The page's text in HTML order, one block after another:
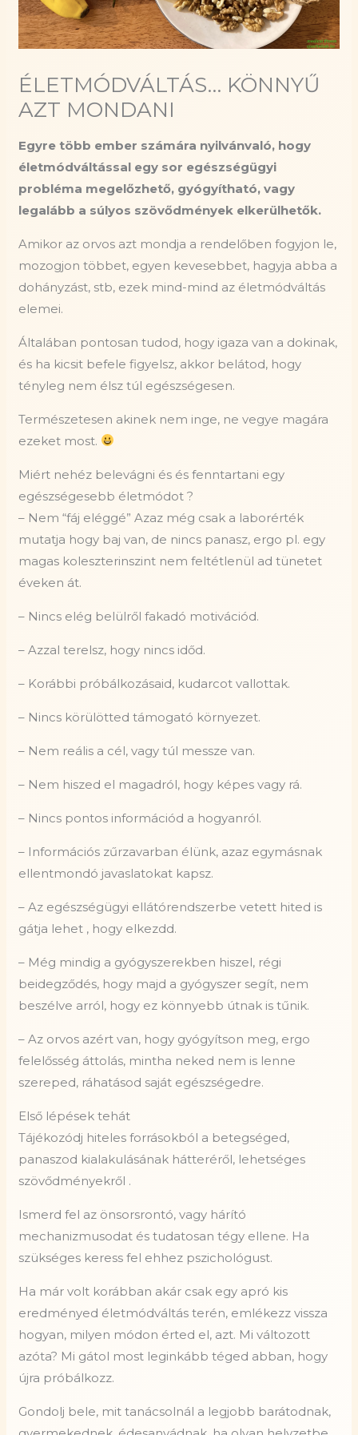
ÉLETMÓDVÁLTÁS… KÖNNYŰ
AZT MONDANI
Egyre több ember számára nyilvánvaló, hogy
életmódváltással egy sor egészségügyi
probléma megelőzhető, gyógyítható, vagy
legalább a súlyos szövődmények elkerülhetők.
Amikor az orvos azt mondja a rendelőben fogyjon le,
mozogjon többet, egyen kevesebbet, hagyja abba a
dohányzást, stb, ezek mind-mind az életmódváltás
elemei.
Általában pontosan tudod, hogy igaza van a dokinak,
és ha kicsit befele figyelsz, akkor belátod, hogy
tényleg nem élsz túl egészségesen.
Természetesen akinek nem inge, ne vegye magára
ezeket most.
Miért nehéz belevágni és és fenntartani egy
egészségesebb életmódot ?
– Nem “fáj eléggé” Azaz még csak a laborérték
mutatja hogy baj van, de nincs panasz, ergo pl. egy
magas koleszterinszint nem feltétlenül ad tünetet
éveken át.
– Nincs elég belülről fakadó motivációd.
– Azzal terelsz, hogy nincs időd.
– Korábbi próbálkozásaid, kudarcot vallottak.
– Nincs körülötted támogató környezet.
– Nem reális a cél, vagy túl messze van.
– Nem hiszed el magadról, hogy képes vagy rá.
– Nincs pontos információd a hogyanról.
– Információs zűrzavarban élünk, azaz egymásnak
ellentmondó javaslatokat kapsz.
– Az egészségügyi ellátórendszerbe vetett hited is
gátja lehet , hogy elkezdd.
– Még mindig a gyógyszerekben hiszel, régi
beidegződés, hogy majd a gyógyszer segít, nem
beszélve arról, hogy ez könnyebb útnak is tűnik.
– Az orvos azért van, hogy gyógyítson meg, ergo
felelősség áttolás, mintha neked nem is lenne
szereped, ráhatásod saját egészségedre.
Első lépések tehát
Tájékozódj hiteles forrásokból a betegséged,
panaszod kialakulásának hátteréről, lehetséges
szövődményekről .
Ismerd fel az önsorsrontó, vagy hárító
mechanizmusodat és tudatosan tégy ellene. Ha
szükséges keress fel ehhez pszichológust.
Ha már volt korábban akár csak egy apró kis
eredményed életmódváltás terén, emlékezz vissza
hogyan, milyen módon érted el, azt. Mi változott
azóta? Mi gátol most leginkább téged abban, hogy
újra próbálkozz.
Gondolj bele, mit tanácsolnál a legjobb barátodnak,